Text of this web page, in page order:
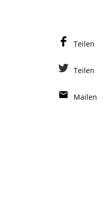
Teilen
Teilen
Mailen